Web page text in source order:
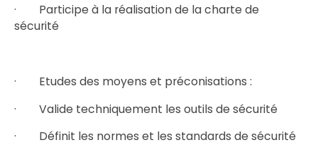
· Participe à la réalisation de la charte de
sécurité
· Etudes des moyens et préconisations :
· Valide techniquement les outils de sécurité
· Définit les normes et les standards de sécurité